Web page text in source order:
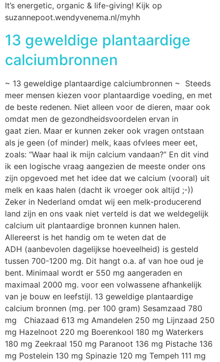
It’s energetic, organic & life-giving! Kijk op
suzannepoot.wendyvenema.nl/myhh
13 geweldige plantaardige
calciumbronnen
~ 13 geweldige plantaardige calciumbronnen ~ Steeds
meer mensen kiezen voor plantaardige voeding, en met
de beste redenen. Niet alleen voor de dieren, maar ook
omdat men de gezondheidsvoordelen ervan in
gaat zien. Maar er kunnen zeker ook vragen ontstaan
als je geen (of minder) melk, kaas ofvlees meer eet,
zoals: “Waar haal ik mijn calcium vandaan?” En dit vind
ik een logische vraag aangezien de meeste onder ons
zijn opgevoed met het idee dat we calcium (vooral) uit
melk en kaas halen (dacht ik vroeger ook altijd ;-))
Zeker in Nederland omdat wij een melk-producerend
land zijn en ons vaak niet verteld is dat we weldegelijk
calcium uit plantaardige bronnen kunnen halen.
Allereerst is het handig om te weten dat de
ADH (aanbevolen dagelijkse hoeveelheid) is gesteld
tussen 700-1200 mg. Dit hangt o.a. af van hoe oud je
bent. Minimaal wordt er 550 mg aangeraden en
maximaal 2000 mg. voor een volwassene afhankelijk
van je bouw en leefstijl. 13 geweldige plantaardige
calcium bronnen (mg. per 100 gram) Sesamzaad 780
mg Chiazaad 613 mg Amandelen 250 mg Lijnzaad 250
mg Hazelnoot 220 mg Boerenkool 180 mg Waterkers
180 mg Zeekraal 150 mg Paranoot 136 mg Pistache 136
mg Postelein 130 mg Spinazie 120 mg Tempeh 111 mg